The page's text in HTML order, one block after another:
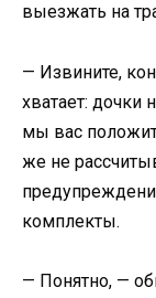
выезжать на
— Извините,
хватает: дочки
мы вас
же не
комплекты.
— Понятно, —